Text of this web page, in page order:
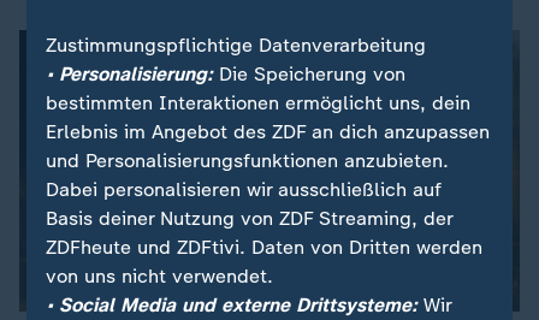
Zustimmungspflichtige Datenverarbeitung
• Personalisierung:Die Speicherung von
bestimmten Interaktionen ermöglicht uns, dein
Erlebnis im Angebot des ZDF an dich anzupassen
und Personalisierungsfunktionen anzubieten.
Dabei personalisieren wir ausschließlich auf
Basis deiner Nutzung von ZDF Streaming, der
ZDFheute und ZDFtivi. Daten von Dritten werden
von uns nicht verwendet.
• Social Media und externe Drittsysteme:Wir